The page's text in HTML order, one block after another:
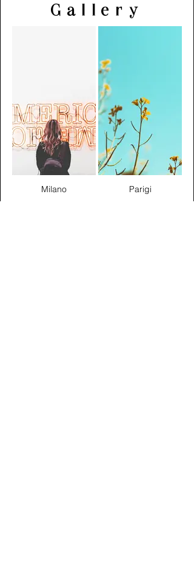
Gallery
Milano Parigi